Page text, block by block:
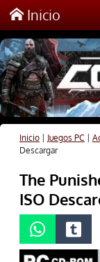
Inicio
Inicio| Juegos PC
Descargar
The
ISO